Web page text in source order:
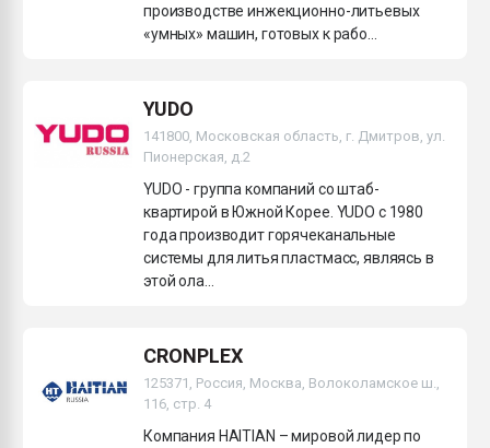
YUDO
141800, Московская область, г. Дмитров, ул.
Пионерская, д.2
YUDO - группа компаний со штаб-
квартирой в Южной Корее. YUDO c 1980
года производит горячеканальные
системы для литья пластмасс, являясь в
этой ола...
производстве инжекционно-литьевых
«умных» машин, готовых к рабо...
CRONPLEX
125371, Россия, Москва, Волоколамское ш.,
116, стр. 4
Компания HAITIAN – мировой лидер по